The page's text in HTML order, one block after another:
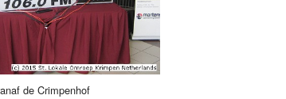
de Crimpenhof